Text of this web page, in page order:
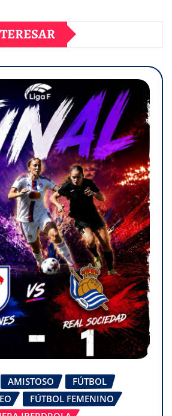
AMISTOSO
FÚTBOL
FÚTBOL FEMENINO